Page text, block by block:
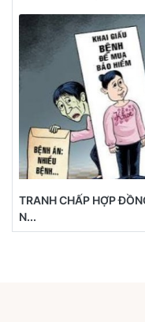
TRANH CHẤP HỢP
N...